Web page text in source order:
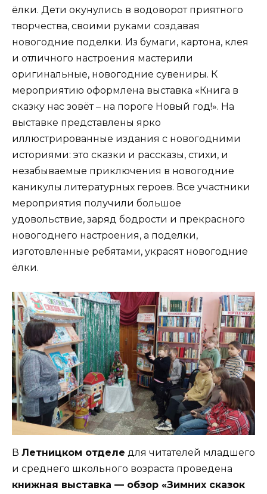
ёлки. Дети окунулись в водоворот приятного
творчества, своими руками создавая
новогодние поделки. Из бумаги, картона, клея
и отличного настроения мастерили
оригинальные, новогодние сувениры. К
мероприятию оформлена выставка «Книга в
сказку нас зовёт – на пороге Новый год!». На
выставке представлены ярко
иллюстрированные издания с новогодними
историями: это сказки и рассказы, стихи, и
незабываемые приключения в новогодние
каникулы литературных героев. Все участники
мероприятия получили большое
удовольствие, заряд бодрости и прекрасного
новогоднего настроения, а поделки,
изготовленные ребятами, украсят новогодние
ёлки.
В Летницком отделе для читателей младшего
и среднего школьного возраста проведена
книжная выставка — обзор «Зимних сказок